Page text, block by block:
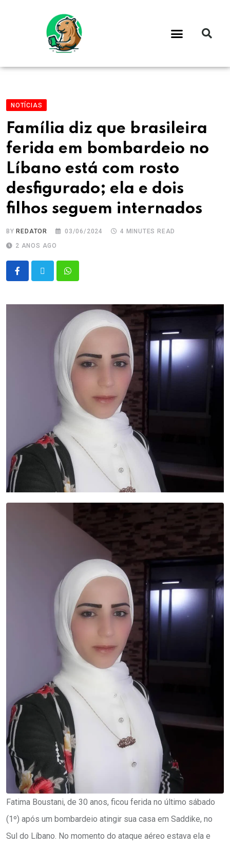
NOTÍCIAS
Família diz que brasileira
ferida em bombardeio no
Líbano está com rosto
desfigurado; ela e dois
filhos seguem internados
BY REDATOR 03/06/2024
4 MINUTES READ
2 ANOS AGO
Fatima Boustani, de 30 anos, ficou ferida no último sábado
(1º) após um bombardeio atingir sua casa em Saddike, no
Sul do Líbano. No momento do ataque aéreo estava ela e